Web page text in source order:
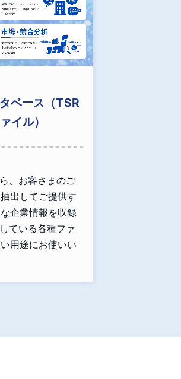
ベース（TSR
イル）
、お客さまのご
出してご提供す
企業情報を収録
ている各種ファ
用途にお使いい